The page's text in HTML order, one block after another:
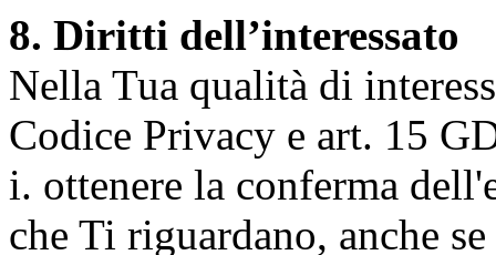
8. Diritti dell’interessato
Nella Tua qualità di
Codice Privacy e art. 15
i. ottenere la conferma
che Ti riguardano, anche